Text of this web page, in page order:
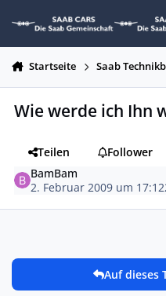
Startseite Saab
Wie werde ich Ihn
Teilen
Follower
BamBam
2. Februar 2009 um 17:12
Auf dieses